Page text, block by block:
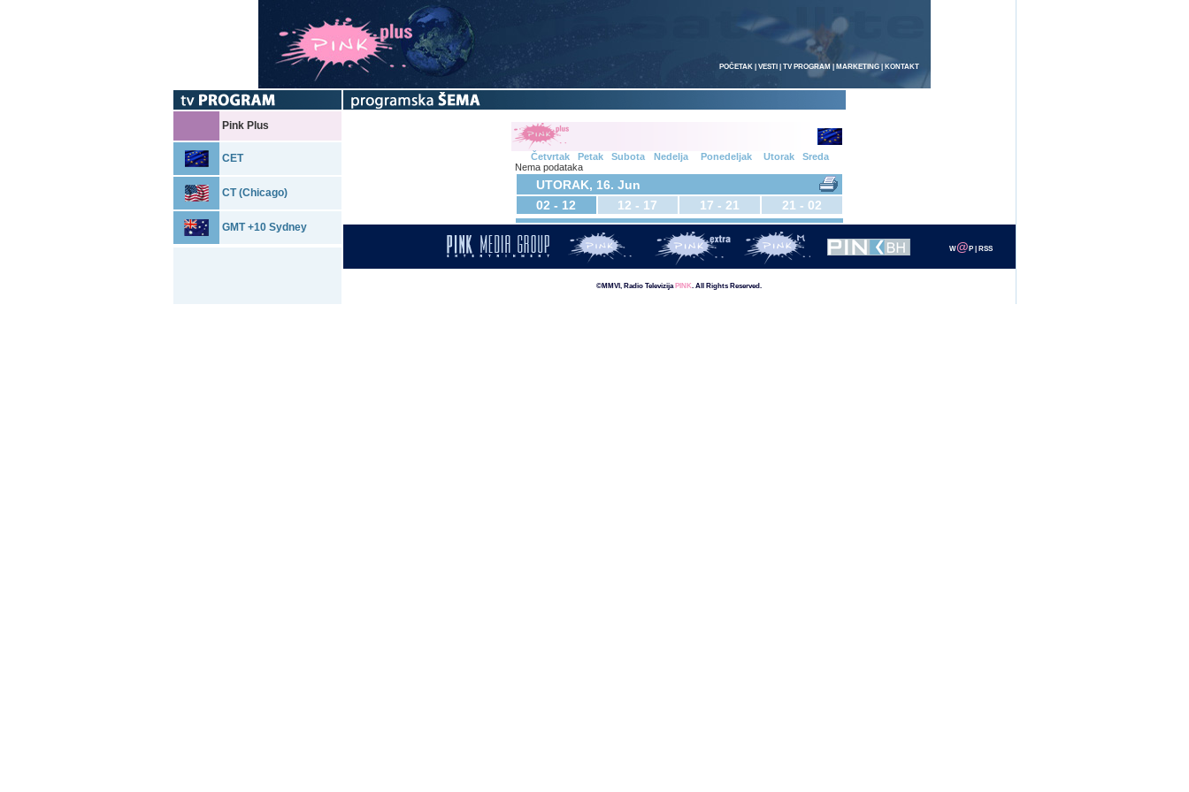
POČETAK| VESTI TV PROGRAM MARKETING| KONTAKT
Pink Plus
CET
CT (Chicago)
GMT +10 Sydney
Četvrtak Petak Subota Nedelja Ponedeljak Utorak
Sreda
Nema podataka
UTORAK, 16. Jun
02 - 12
12 - 17 17 - 21 21 - 02
W@ P RSS
©MMVI, Radio Televizija PINK. All Rights Reserved.